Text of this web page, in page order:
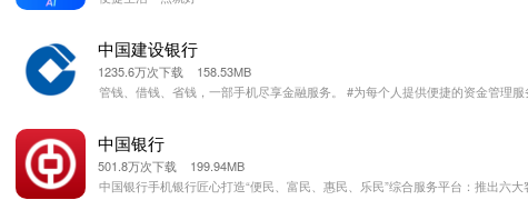
中国建设银行
1235.6万次下载 158.53MB
管钱、借钱、省钱，一部手机尽享金融服务。 #为每个人提供便捷的资金管理服
中国银行
501.8万次下载 199.94MB
中国银行手机银行匠心打造“便民、富民、惠民、乐民”综合服务平台：推出六